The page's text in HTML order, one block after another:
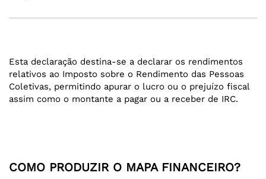
Esta declaração destina-se a declarar os rendimentos
relativos ao Imposto sobre o Rendimento das Pessoas
Coletivas, permitindo apurar o lucro ou o prejuízo fiscal
assim como o montante a pagar ou a receber de IRC.
COMO PRODUZIR O MAPA FINANCEIRO?